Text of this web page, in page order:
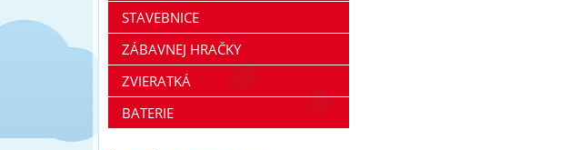
STAVEBNICE
ZÁBAVNEJ HRAČKY
ZVIERATKÁ
BATERIE